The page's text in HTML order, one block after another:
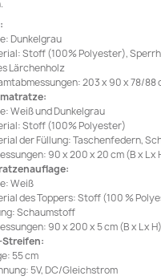
Dunkelgrau
Stoff (100% Polyester),
Lärchenholz
203 x 90 x 78/88
Weiß und Dunkelgrau
Stoff (100% Polyester)
der Füllung: Taschenfedern,
90 x 200 x 20 cm (B x L x
Weiß
des Toppers: Stoff (100 %
Schaumstoff
90 x 200 x 5 cm (B x L x H)
Streifen:
55 cm
5V, DC/Gleichstrom